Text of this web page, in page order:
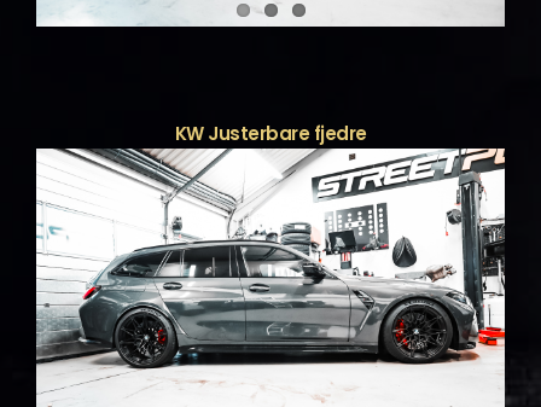
KW Justerbare fjedre